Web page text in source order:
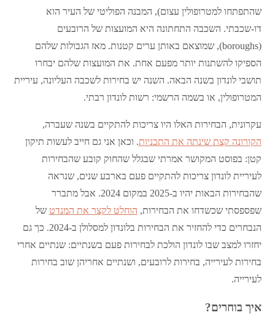
שהתפתחו למטרופולין עצום), המבנה הפוליטי של העיר הוא
דו-שכבתי. השכבה התחתונה היא המועצות של הרובעים
(boroughs), שמוצאם באותן ערים קטנות. מאז הגבולות שלהם
הספיקו להשתנות יותר מפעם אחת. את המועצות שלהם יבחרו
תושבי לונדון בשנה הבאה. השנה יש בחירות לשכבה העליונה, עיריית
המטרופולין, או בשמה הרשמי: רשות לונדון רבתי.
עקרונית, הבחירות האלו היו צריכות להתקיים בשנה שעברה,
הקורונה קצת שינתה את התכניות. וכאן אני גם חייב לעשות תיקון
קטן: בפוסט המקושר אמרתי שבגלל שהחוק קובע שהבחירות
לעיריית לונדון צריכות להתקיים פעם בארבע שנים, שנראה
שהבחירות הבאות יהיו ב-2025 במקום 2024. אבל מתברר
שפספסתי שכשדחו את הבחירות, הוחלט לקצר את המנדט של
הנבחרים כדי להחזיר את הבחירות בלונדון למסלולן ב-2024. כך גם
יחזרו למצב שבו לונדון הולכת לבחירות פעם בשנתיים: שנתיים אחרי
בחירות לעירייה, בחירות לרובעים, ושנתיים אחריהן שוב בחירות
לעירייה.
איך בוחרים?